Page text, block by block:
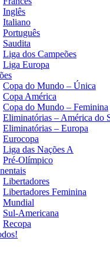
Inglês
Italiano
Português
Saudita
Liga dos Campeões
Liga Europa
Copa do Mundo – Única
Copa América
Copa do Mundo – Feminina
Eliminatórias – América do
Eliminatórias – Europa
Eurocopa
Liga das Nações A
Pré-Olímpico
Libertadores
Libertadores Feminina
Mundial
Sul-Americana
Recopa